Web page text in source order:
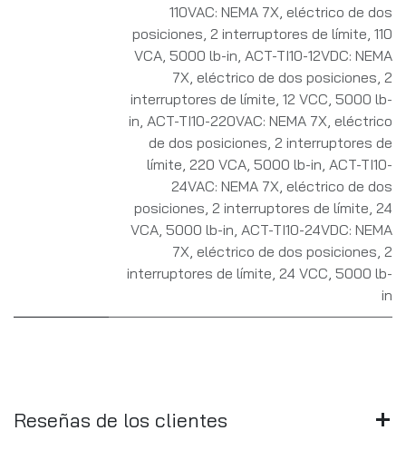
110VAC: NEMA 7X, eléctrico de dos
posiciones, 2 interruptores de límite, 110
VCA, 5000 lb-in ACT-TI10-12VDC: NEMA
7X, eléctrico de dos posiciones, 2
interruptores de límite, 12 VCC, 5000 lb-
in ACT-TI10-220VAC: NEMA 7X, eléctrico
de dos posiciones, 2 interruptores de
límite, 220 VCA, 5000 lb-in ACT-TI10-
24VAC: NEMA 7X, eléctrico de dos
posiciones, 2 interruptores de límite, 24
VCA, 5000 lb-in ACT-TI10-24VDC: NEMA
7X, eléctrico de dos posiciones, 2
interruptores de límite, 24 VCC, 5000 lb-
in
Reseñas de los clientes